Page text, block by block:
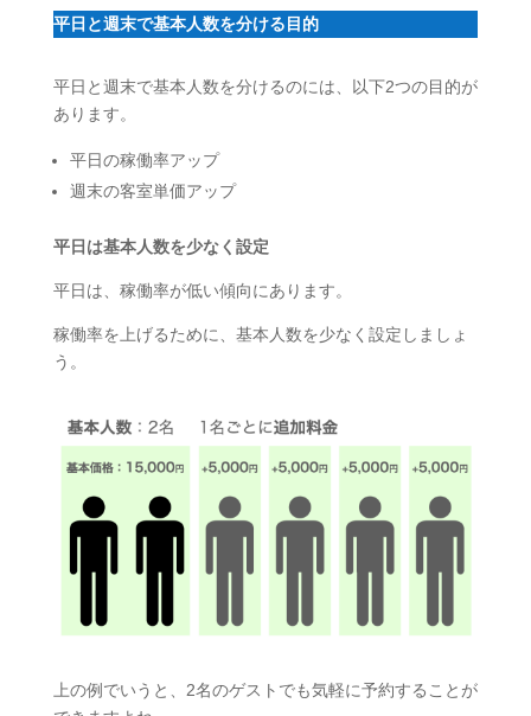
平日と週末で基本人数を分ける目的
平日と週末で基本人数を分けるのには、以下2つの目的が
あります。
平日の稼働率アップ
週末の客室単価アップ
平日は基本人数を少なく設定
平日は、稼働率が低い傾向にあります。
稼働率を上げるために、基本人数を少なく設定しましょ
う。
上の例でいうと、2名のゲストでも気軽に予約することが